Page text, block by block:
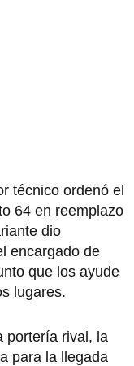
técnico ordenó el
64 en reemplazo
dio
encargado de
que los ayude
lugares.
portería rival, la
para la llegada